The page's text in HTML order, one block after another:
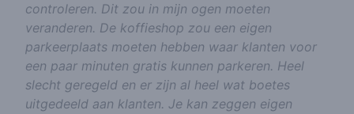
controleren. Dit zou in mijn ogen moeten
veranderen. De koffieshop zou een eigen
parkeerplaats moeten hebben waar klanten voor
een paar minuten gratis kunnen parkeren. Heel
slecht geregeld en er zijn al heel wat boetes
uitgedeeld aan klanten. Je kan zeggen eigen